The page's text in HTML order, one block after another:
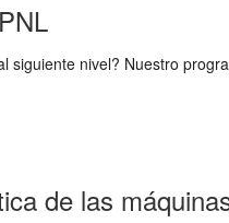
siguiente nivel? Nuestro
de las